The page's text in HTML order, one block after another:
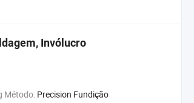
Invólucro
Método: Precision Fundição